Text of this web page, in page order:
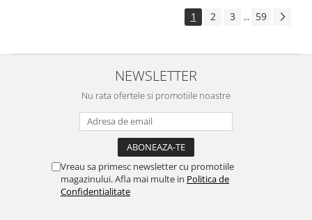
1 2 3 ... 59
NEWSLETTER
Nu rata ofertele si promotiile noastre
Vreau sa primesc newsletter cu promotiile
magazinului. Afla mai multe in Politica de
Confidentialitate